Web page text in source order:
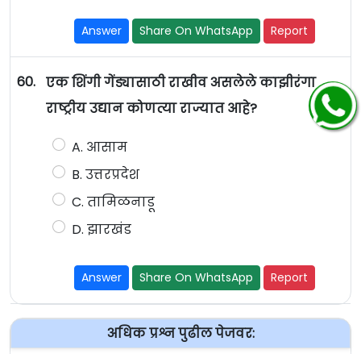
Answer Share On WhatsApp Report
60. एक शिंगी गेंड्यासाठी राखीव असलेले काझीरंगा
राष्ट्रीय उद्यान कोणत्या राज्यात आहे?
A. आसाम
B. उत्तरप्रदेश
C. तामिळनाडू
D. झारखंड
Answer Share On WhatsApp Report
अधिक प्रश्न पुढील पेजवर: